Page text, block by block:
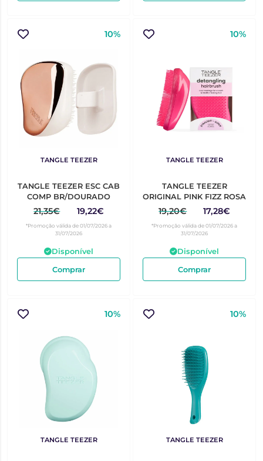
10%
TANGLE TEEZER
TANGLE TEEZER ESC CAB
COMP BR/DOURADO
21,35€ 19,22€
*Promoção válida de 01/07/2026 a
31/07/2026
Disponível
Comprar
10%
TANGLE TEEZER
TANGLE TEEZER
ORIGINAL PINK FIZZ ROSA
19,20€ 17,28€
*Promoção válida de 01/07/2026 a
31/07/2026
Disponível
Comprar
10%
TANGLE TEEZER
10%
TANGLE TEEZER